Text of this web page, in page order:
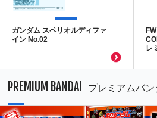
ガンダム スペリオルディファ
イン No.02
レ
PREMIUM BANDAI プレミアムバン